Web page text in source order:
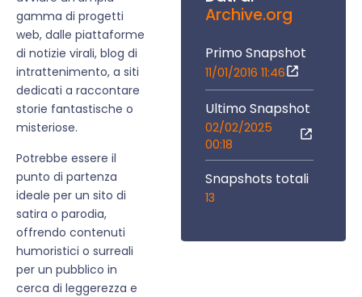
gamma di progetti
web, dalle piattaforme
di notizie virali, blog di
intrattenimento, a siti
dedicati a raccontare
storie fantastische o
misteriose.
Potrebbe essere il
punto di partenza
ideale per un sito di
satira o parodia,
offrendo contenuti
humoristici o surreali
per un pubblico in
cerca di leggerezza e
Archive.org
Primo Snapshot
11/01/2016 11:46
Ultimo Snapshot
02/02/2025
00:18
Snapshots totali
13